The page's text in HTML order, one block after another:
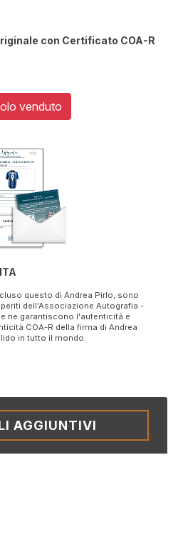
con Certificato COA-R
venduto
questo di Andrea Pirlo, sono
dell'Associazione Autografia -
ne garantiscono l'autenticità e
COA-R della firma di Andrea
in tutto il mondo.
AGGIUNTIVI